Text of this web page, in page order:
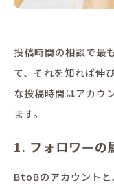
投稿時間の相談で最
て、それを知れば伸
な投稿時間はアカウ
ます。
1. フォロワーの
BtoBのアカウントと